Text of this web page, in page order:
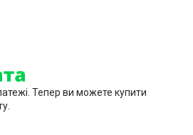
Тепер ви можете купити